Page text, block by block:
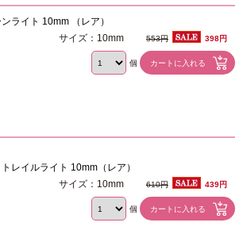
ライト 10mm （レア）
サイズ：10mm 553円 398円
個
レイルライト 10mm（レア）
サイズ：10mm 610円 439円
個